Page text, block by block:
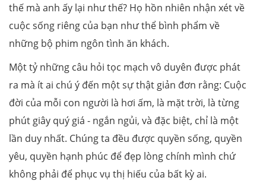
thế mà anh ấy lại như thế? Họ hồn nhiên nhận xét về
cuộc sống riêng của bạn như thể bình phẩm về
những bộ phim ngôn tình ăn khách.
Một tỷ những câu hỏi tọc mạch vô duyên được phát
ra mà ít ai chú ý đến một sự thật giản đơn rằng: Cuộc
đời của mỗi con người là hơi ấm, là mặt trời, là từng
phút giây quý giá - ngắn ngủi, và đặc biệt, chỉ là một
lần duy nhất. Chúng ta đều được quyền sống, quyền
yêu, quyền hạnh phúc để đẹp lòng chính mình chứ
không phải để phục vụ thị hiếu của bất kỳ ai.